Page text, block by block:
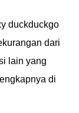
duckduckgo
dari
lain yang
di